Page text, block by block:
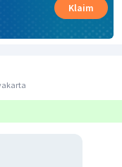
Klaim